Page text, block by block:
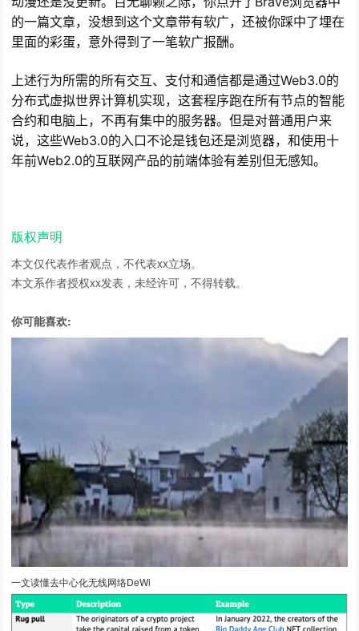
的一篇文章，没想到这个文章带有软广，还被你踩中了埋在
里面的彩蛋，意外得到了一笔软广报酬。
上述行为所需的所有交互、支付和通信都是通过Web3.0的
分布式虚拟世界计算机实现，这套程序跑在所有节点的智能
合约和电脑上，不再有集中的服务器。但是对普通用户来
说，这些Web3.0的入口不论是钱包还是浏览器，和使用十
年前Web2.0的互联网产品的前端体验有差别但无感知。
版权声明
本文仅代表作者观点，不代表xx立场。
本文系作者授权xx发表，未经许可，不得转载。
你可能喜欢:
一文读懂去中心化无线网络DeWi